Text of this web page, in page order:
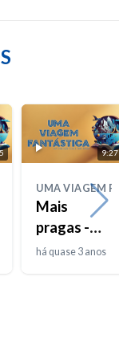
9:27
UMA VIAGEM
Mais
pragas -
Escuridão
há quase 3 anos